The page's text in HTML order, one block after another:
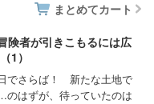
まとめてカート
険者が引きこもるには広
1）
でさらば！ 新たな土地で
はずが、待っていたのは